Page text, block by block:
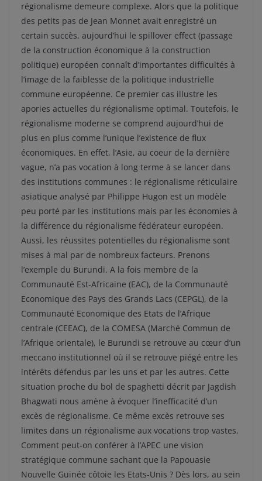
régionalisme demeure complexe. Alors que la politique
des petits pas de Jean Monnet avait enregistré un
certain succès, aujourd’hui le spillover effect (passage
de la construction économique à la construction
politique) européen connaît d’importantes difficultés à
l’image de la faiblesse de la politique industrielle
commune européenne. Ce premier cas illustre les
apories actuelles du régionalisme optimal. Toutefois, le
régionalisme moderne se comprend aujourd’hui de
plus en plus comme l’unique l’existence de flux
économiques. En effet, l’Asie, au coeur de la dernière
vague, n’a pas vocation à long terme à se lancer dans
des institutions communes : le régionalisme réticulaire
asiatique analysé par Philippe Hugon est un modèle
peu porté par les institutions mais par les économies à
la différence du régionalisme fédérateur européen.
Aussi, les réussites potentielles du régionalisme sont
mises à mal par de nombreux facteurs. Prenons
l’exemple du Burundi. A la fois membre de la
Communauté Est-Africaine (EAC), de la Communauté
Economique des Pays des Grands Lacs (CEPGL), de la
Communauté Economique des Etats de l’Afrique
centrale (CEEAC), de la COMESA (Marché Commun de
l’Afrique orientale), le Burundi se retrouve au cœur d’un
meccano institutionnel où il se retrouve piégé entre les
intérêts défendus par les uns et par les autres. Cette
situation proche du bol de spaghetti décrit par Jagdish
Bhagwati nous amène à évoquer l’inefficacité d’un
excès de régionalisme. Ce même excès retrouve ses
limites dans un régionalisme aux vocations trop vastes.
Comment peut-on conférer à l’APEC une vision
stratégique commune sachant que la Papouasie
Nouvelle Guinée côtoie les Etats-Unis ? Dès lors, au sein